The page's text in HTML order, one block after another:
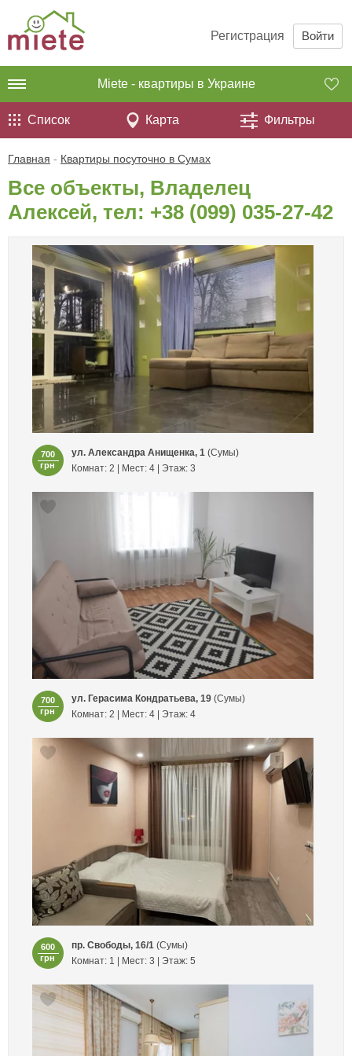
Регистрация Войти
Miete - квартиры в Украине
Список Карта Фильтры
Главная - Квартиры посуточно в Сумах
Все объекты, Владелец
Алексей, тел: +38 (099) 035-27-42
700
грн
ул. Александра Анищенка, 1 (Сумы)
Комнат: 2 | Мест: 4 | Этаж: 3
700
грн
ул. Герасима Кондратьева, 19(Сумы)
Комнат: 2 | Мест: 4 | Этаж: 4
600
грн
пр. Свободы, 16/1 (Сумы)
Комнат: 1 | Мест: 3 | Этаж: 5